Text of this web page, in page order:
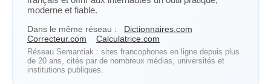
moderne et fiable.
Dans le même réseau :
Dictionnaires.com
Correcteur.com
Calculatrice.com
Réseau Semantiak : sites francophones en ligne depuis plus
de 20 ans, cités par de nombreux médias, universités et
institutions publiques.